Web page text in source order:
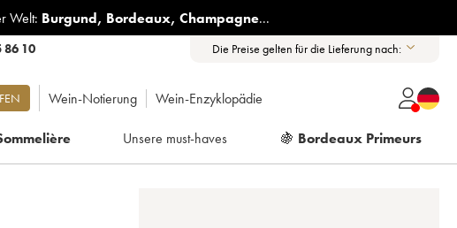
Welt: Burgund, Bordeaux, Champagne...
86 10 Die Preise gelten für die Lieferung nach:
Wein-Notierung Wein-Enzyklopädie
Unsere must-haves 🍇 Bordeaux Primeurs